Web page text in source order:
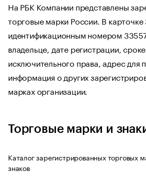
На РБК Компании представлены
торговые марки России. В
идентификационным номером
владельце, дате регистрации,
исключительного права, адрес для
информация о других
марках организации.
Торговые марки и
Каталог зарегистрированных торговых
знаков